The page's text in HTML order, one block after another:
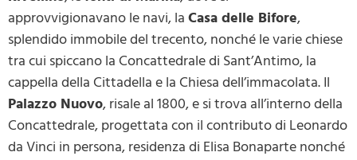
approvvigionavano le navi, la Casa delle Bifore,
splendido immobile del trecento, nonché le varie chiese
tra cui spiccano la Concattedrale di Sant’Antimo, la
cappella della Cittadella e la Chiesa dell’immacolata. Il
Palazzo Nuovo, risale al 1800, e si trova all’interno della
Concattedrale, progettata con il contributo di Leonardo
da Vinci in persona, residenza di Elisa Bonaparte nonché